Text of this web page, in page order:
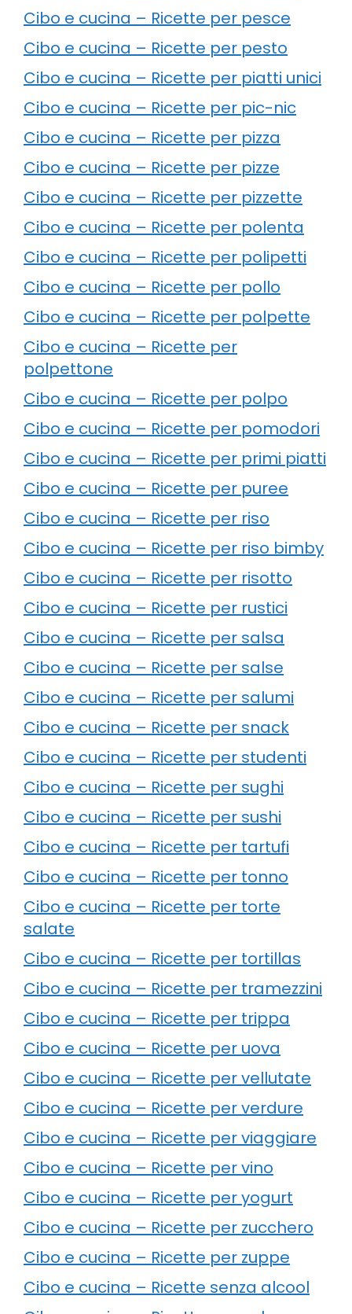
Cibo e cucina – Ricette per pesce
Cibo e cucina – Ricette per pesto
Cibo e cucina – Ricette per piatti unici
Cibo e cucina – Ricette per pic-nic
Cibo e cucina – Ricette per pizza
Cibo e cucina – Ricette per pizze
Cibo e cucina – Ricette per pizzette
Cibo e cucina – Ricette per polenta
Cibo e cucina – Ricette per polipetti
Cibo e cucina – Ricette per pollo
Cibo e cucina – Ricette per polpette
Cibo e cucina – Ricette per
polpettone
Cibo e cucina – Ricette per polpo
Cibo e cucina – Ricette per pomodori
Cibo e cucina – Ricette per primi piatti
Cibo e cucina – Ricette per puree
Cibo e cucina – Ricette per riso
Cibo e cucina – Ricette per riso bimby
Cibo e cucina – Ricette per risotto
Cibo e cucina – Ricette per rustici
Cibo e cucina – Ricette per salsa
Cibo e cucina – Ricette per salse
Cibo e cucina – Ricette per salumi
Cibo e cucina – Ricette per snack
Cibo e cucina – Ricette per studenti
Cibo e cucina – Ricette per sughi
Cibo e cucina – Ricette per sushi
Cibo e cucina – Ricette per tartufi
Cibo e cucina – Ricette per tonno
Cibo e cucina – Ricette per torte
salate
Cibo e cucina – Ricette per tortillas
Cibo e cucina – Ricette per tramezzini
Cibo e cucina – Ricette per trippa
Cibo e cucina – Ricette per uova
Cibo e cucina – Ricette per vellutate
Cibo e cucina – Ricette per verdure
Cibo e cucina – Ricette per viaggiare
Cibo e cucina – Ricette per vino
Cibo e cucina – Ricette per yogurt
Cibo e cucina – Ricette per zucchero
Cibo e cucina – Ricette per zuppe
Cibo e cucina – Ricette senza alcool